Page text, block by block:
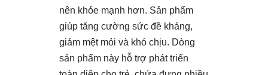
nên khỏe mạnh hơn. Sản phẩm
giúp tăng cường sức đề kháng,
giảm mệt mỏi và khó chịu. Dòng
sản phẩm này hỗ trợ phát triển